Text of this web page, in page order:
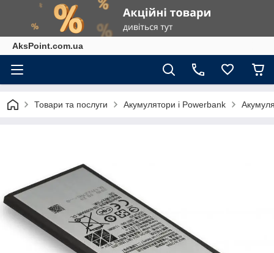
AksPoint.com.ua
Товари та послуги Акумулятори і Powerbank